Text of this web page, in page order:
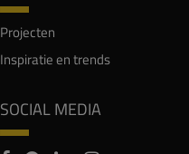
Projecten
Inspiratie en trends
SOCIAL MEDIA